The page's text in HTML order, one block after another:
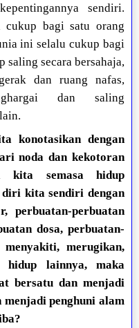
sendiri.
bagi satu orang
ini selalu cukup bagi
saling secara bersahaja,
dan ruang nafas,
dan saling
konotasikan dengan
noda dan kekotoran
kita semasa hidup
kita sendiri dengan
perbuatan-perbuatan
dosa, perbuatan-
merugikan,
hidup lainnya, maka
bersatu dan menjadi
menjadi penghuni alam